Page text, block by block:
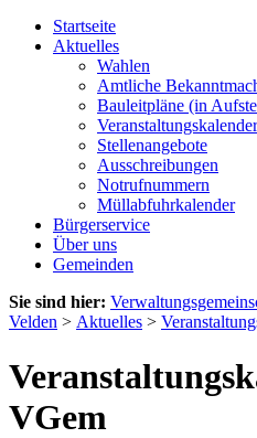
Startseite
Aktuelles
Wahlen
Amtliche
Bauleitpläne (in
Veranstaltungskalender
Stellenangebote
Ausschreibungen
Notrufnummern
Müllabfuhrkalender
Bürgerservice
Über uns
Gemeinden
Sie sind hier:
Velden > Aktuelles >
VGem